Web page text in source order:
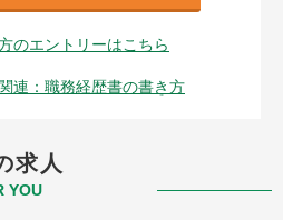
のエントリーはこちら
連：職務経歴書の書き方
求人
YOU